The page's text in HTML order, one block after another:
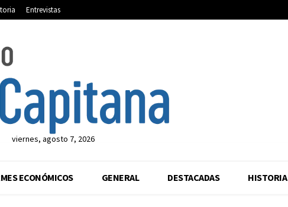
Entrevistas
viernes, agosto 7, 2026
ECONÓMICOS GENERAL DESTACADAS HISTORIA